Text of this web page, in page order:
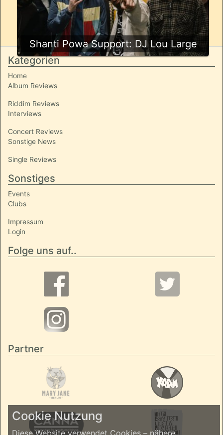
Shanti Powa Support: DJ Lou Large
Kategorien
Home
Album Reviews
Riddim Reviews
Interviews
Concert Reviews
Sonstige News
Single Reviews
Sonstiges
Events
Clubs
Impressum
Login
Folge uns auf..
Partner
Cookie Nutzung
Diese Website verwendet Cookies – nähere